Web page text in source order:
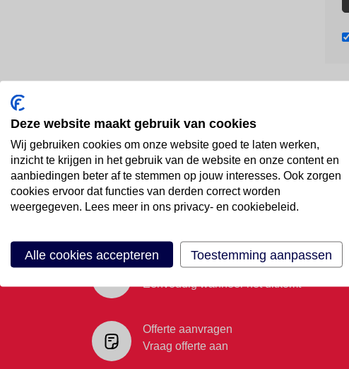
Bel ons
088 66 55 999
Mail ons
Maak een afspraak
Eenvoudig wanneer het uitkomt
Offerte aanvragen
Vraag offerte aan
Deze website maakt gebruik van cookies
Wij gebruiken cookies om onze website goed te laten werken,
inzicht te krijgen in het gebruik van de website en onze content en
aanbiedingen beter af te stemmen op jouw interesses. Ook zorgen
cookies ervoor dat functies van derden correct worden
weergegeven. Lees meer in ons privacy- en cookiebeleid.
Alle cookies accepteren Toestemming aanpassen